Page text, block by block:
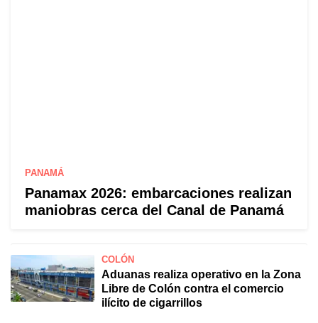
PANAMÁ
Panamax 2026: embarcaciones realizan
maniobras cerca del Canal de Panamá
COLÓN
Aduanas realiza operativo en la Zona
Libre de Colón contra el comercio
ilícito de cigarrillos